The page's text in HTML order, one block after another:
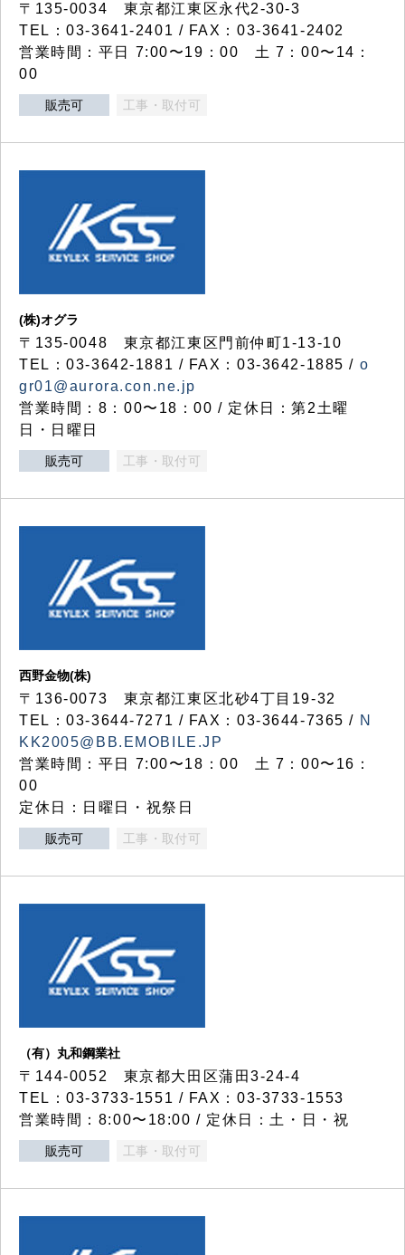
〒135-0034 東京都江東区永代2-30-3
TEL：03-3641-2401 / FAX：03-3641-2402
営業時間：平日 7:00〜19：00 土 7：00〜14：
00
販売可 工事・取付可
(株)オグラ
〒135-0048 東京都江東区門前仲町1-13-10
TEL：03-3642-1881 / FAX：03-3642-1885 / o
gr01@aurora.con.ne.jp
営業時間：8：00〜18：00 / 定休日：第2土曜
日・日曜日
販売可 工事・取付可
西野金物(株)
〒136-0073 東京都江東区北砂4丁目19-32
TEL：03‐3644‐7271 / FAX：03-3644-7365 / N
KK2005@BB.EMOBILE.JP
営業時間：平日 7:00〜18：00 土 7：00〜16：
00
定休日：日曜日・祝祭日
販売可 工事・取付可
（有）丸和鋼業社
〒144-0052 東京都大田区蒲田3-24-4
TEL：03-3733-1551 / FAX：03-3733-1553
営業時間：8:00〜18:00 / 定休日：土・日・祝
販売可 工事・取付可